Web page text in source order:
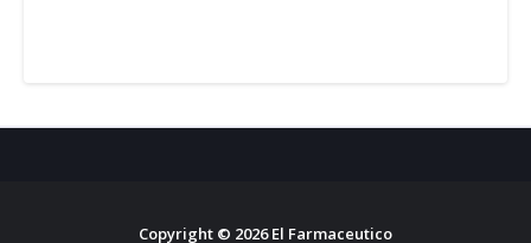
Copyright © 2026El Farmaceutico